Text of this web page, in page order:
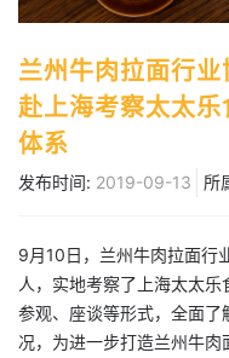
兰州牛肉拉面行
赴上海考察太太
体系
发布时间: 2019-09-13 所
9月10日，兰州牛肉拉面行
人，实地考察了上海太太乐
参观、座谈等形式，全面
况，为进一步打造兰州牛